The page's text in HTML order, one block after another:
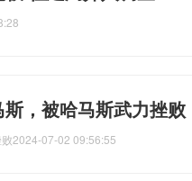
，被哈马斯武力挫败
2024-07-02 09:56:55